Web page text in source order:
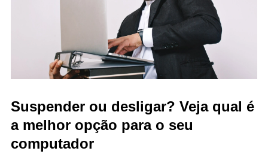
Suspender ou desligar? Veja qual é
a melhor opção para o seu
computador